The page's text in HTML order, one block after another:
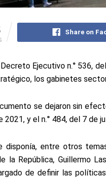
Share on
Ejecutivo n.° 536,
los gabinetes
se dejaron sin
2021, y el n.° 484, del 7 de
disponía, entre otros
la República, Guillermo
de definir las